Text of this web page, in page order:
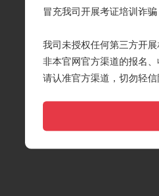
冒充我司开展考证培训诈骗
我司未授权任何第三方开
非本官网官方渠道的报名
请认准官方渠道，切勿轻